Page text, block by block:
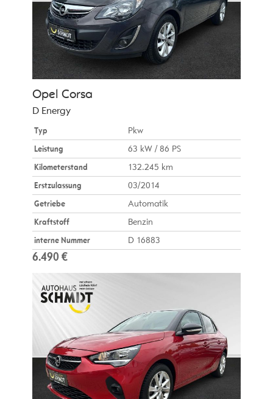
Opel Corsa
D Energy
Typ
Pkw
Leistung
63 kW / 86 PS
Kilometerstand
132.245 km
Erstzulassung
03/2014
Getriebe
Automatik
Kraftstoff
Benzin
interne Nummer
D 16883
6.490 €